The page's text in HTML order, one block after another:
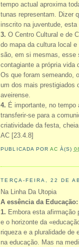
tempo actual aproxima
tunas representam. Dizer
inscrito na juventude,
3. O Centro Cultural e de
do mapa da cultura local
são, em si mesmas, esse
contagiante a própria vida
Os que foram semeando,
um dos mais prestigiados
aveirense.
4. É importante, no tempo
transferir-se para a
criatividade da festa,
AC [23.4.8]
PUBLICADA POR AC À(S)
TERÇA-FEIRA, 22 DE
Na Linha Da Utopia
A essência da
1. Embora esta afirmação
e o horizonte da
riqueza e a pluralidade de
na educação. Mas na